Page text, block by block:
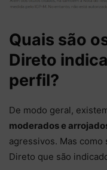
Quais são
Direto
perfil?
De modo geral,
moderados e
agressivos. Mas
Direto que são